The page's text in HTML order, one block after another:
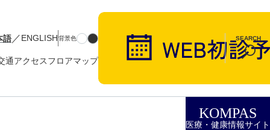
語／ENGLISH背景色
通アクセスフロアマップ
SEARCH
KOMPAS
医療・健康情報サイト